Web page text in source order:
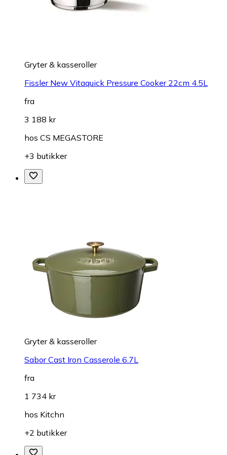
Gryter & kasseroller
Fissler New Vitaquick Pressure Cooker 22cm 4.5L
fra
3 188 kr
hos CS MEGASTORE
+3 butikker
Gryter & kasseroller
Sabor Cast Iron Casserole 6.7L
fra
1 734 kr
hos Kitchn
+2 butikker